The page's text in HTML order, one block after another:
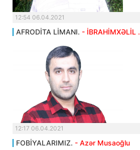
12:54 06.04.2021
AFRODİTA LİMANI. - İBRAHİMXƏLİL .
12:17 06.04.2021
FOBİYALARIMIZ. - Azər Musaoğlu